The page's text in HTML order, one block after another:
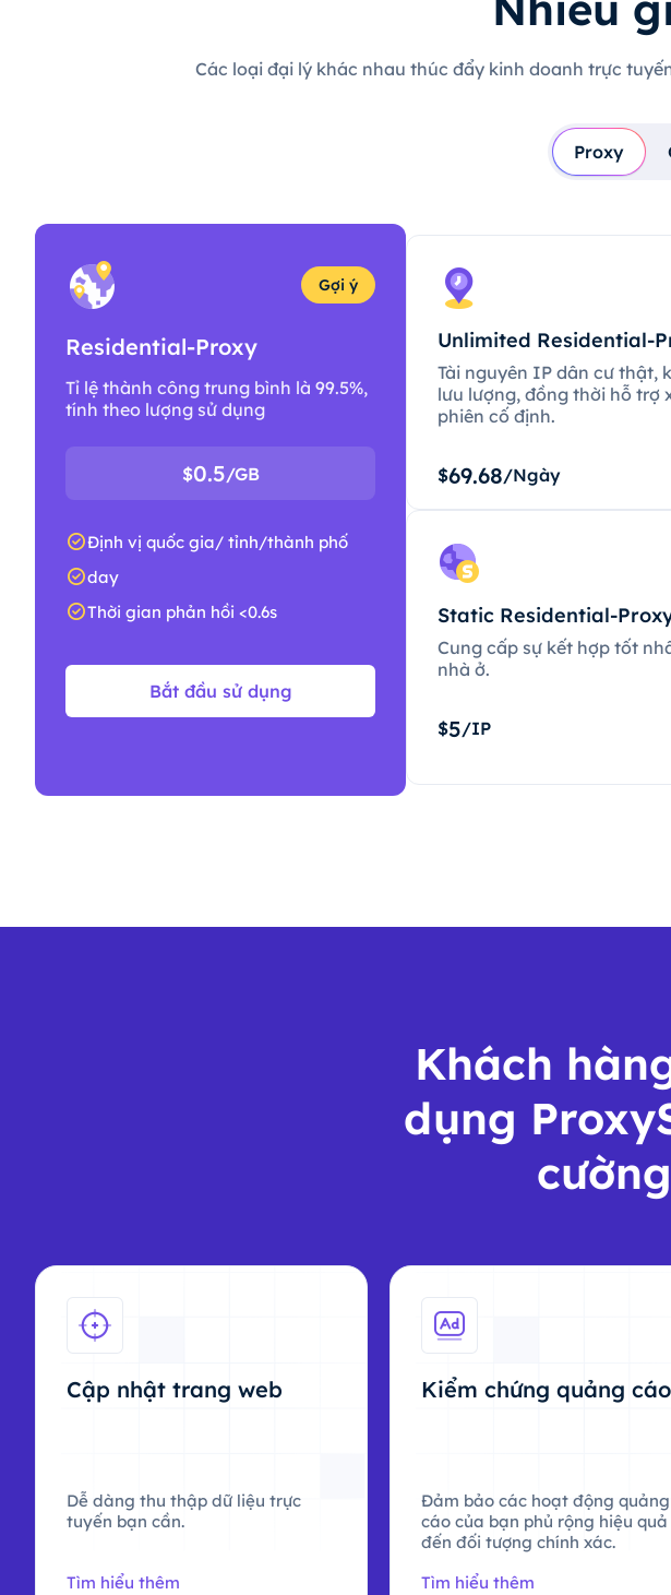
Các loại đại lý khác nhau thúc đẩy kinh doanh trực
Proxy
Gợi ý
Residential-Proxy
Tỉ lệ thành công trung bình là 99.5%,
tính theo lượng sử dụng
$0.5/GB
Định vị quốc gia/ tỉnh/thành phố
day
Thời gian phản hồi <0.6s
Bắt đầu sử dụng
Unlimited Residential-
Tài nguyên IP dân cư thật,
lưu lượng, đồng thời hỗ trợ
phiên cố định.
$69.68/Ngày
Static Residential-
Cung cấp sự kết hợp tốt
nhà ở.
$5/IP
Khách
dụng
Cập nhật trang web
Dễ dàng thu thập dữ liệu trực
tuyến bạn cần.
Tìm hiểu thêm
Kiểm chứng quảng cáo
Đảm bảo các hoạt động quảng
cáo của bạn phủ rộng hiệu quả
đến đối tượng chính xác.
Tìm hiểu thêm